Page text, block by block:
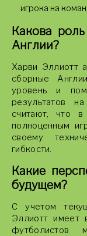
игрока на
Какова
Англии?
Харви Эллиотт
сборные
уровень и
результатов
считают, что
полноценным
своему
гибкости.
Какие
будущем?
С учетом
Эллиотт имеет
футболистов